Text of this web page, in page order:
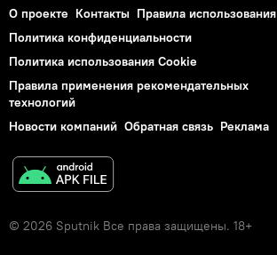
О проекте Контакты Правила использования
Политика конфиденциальности
Политика использования Cookie
Правила применения рекомендательных
технологий
Новости компаний Обратная связь Реклама
© 2026 Sputnik Все права защищены. 18+